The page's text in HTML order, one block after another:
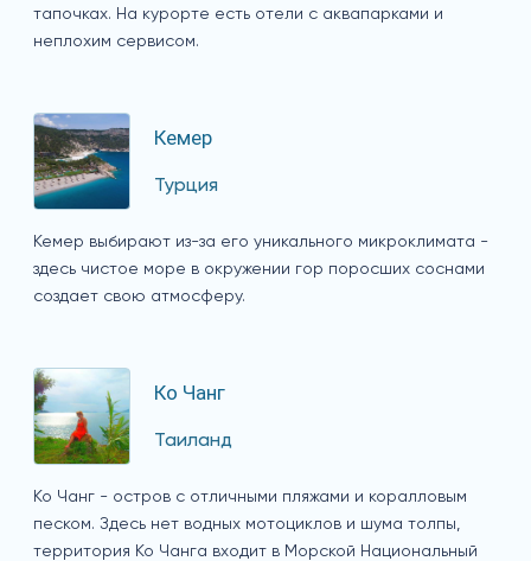
тапочках. На курорте есть отели с аквапарками и
неплохим сервисом.
Кемер
Турция
Кемер выбирают из-за его уникального микроклимата -
здесь чистое море в окружении гор поросших соснами
создает свою атмосферу.
Ко Чанг
Таиланд
Ко Чанг - остров с отличными пляжами и коралловым
песком. Здесь нет водных мотоциклов и шума толпы,
территория Ко Чанга входит в Морской Национальный